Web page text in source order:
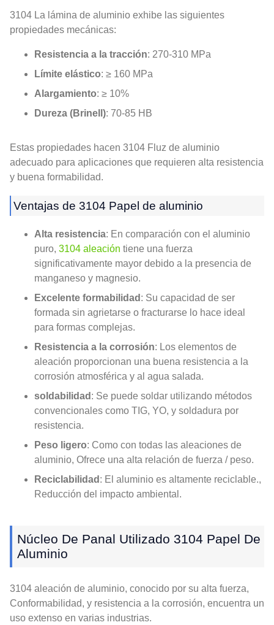
3104 La lámina de aluminio exhibe las siguientes
propiedades mecánicas:
Resistencia a la tracción: 270-310 MPa
Límite elástico: ≥ 160 MPa
Alargamiento: ≥ 10%
Dureza (Brinell): 70-85 HB
Estas propiedades hacen 3104 Fluz de aluminio
adecuado para aplicaciones que requieren alta resistencia
y buena formabilidad.
Ventajas de 3104 Papel de aluminio
Alta resistencia: En comparación con el aluminio
puro, 3104 aleación tiene una fuerza
significativamente mayor debido a la presencia de
manganeso y magnesio.
Excelente formabilidad : Su capacidad de ser
formada sin agrietarse o fracturarse lo hace ideal
para formas complejas.
Resistencia a la corrosión: Los elementos de
aleación proporcionan una buena resistencia a la
corrosión atmosférica y al agua salada.
soldabilidad : Se puede soldar utilizando métodos
convencionales como TIG, YO, y soldadura por
resistencia.
Peso ligero: Como con todas las aleaciones de
aluminio, Ofrece una alta relación de fuerza / peso.
Reciclabilidad : El aluminio es altamente reciclable.,
Reducción del impacto ambiental.
Núcleo De Panal Utilizado 3104 Papel De
Aluminio
3104 aleación de aluminio, conocido por su alta fuerza,
Conformabilidad, y resistencia a la corrosión, encuentra un
uso extenso en varias industrias.